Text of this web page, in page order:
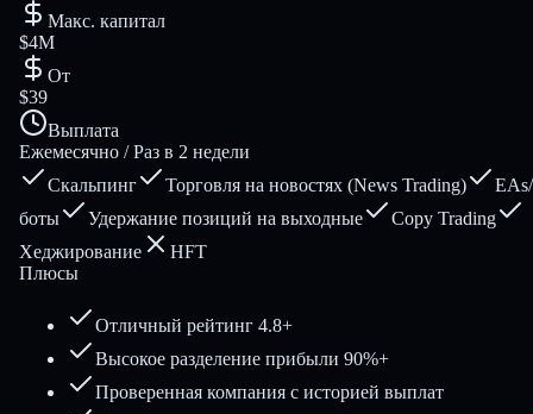
Макс. капитал
$4M
От
$39
Выплата
Ежемесячно / Раз в 2 недели
Скальпинг
Торговля на новостях (News Trading)
EAs/
боты
Удержание позиций на выходные
Copy Trading
Хеджирование
HFT
Плюсы
Отличный рейтинг 4.8+
Высокое разделение прибыли 90%+
Проверенная компания с историей выплат